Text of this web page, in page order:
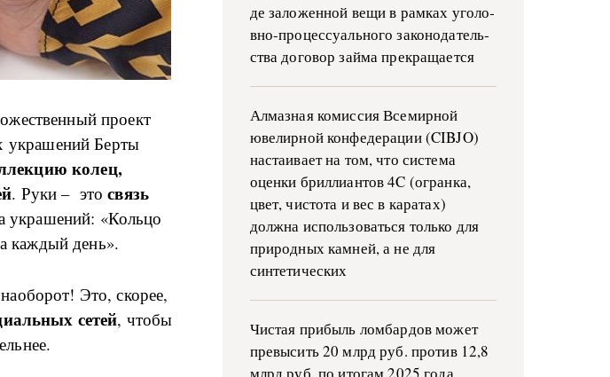
проект
украшений Берты
колец,
. Руки – этосвязь
украшений: «Кольцо
каждый день».
Это, скорее,
сетей, чтобы
де за­ло­жен­ной ве­щи в ра­м­ках уго­ло­
в­но-­про­цес­су­аль­но­го за­ко­но­да­тель­
ства до­го­вор зай­ма пре­кра­ща­ет­ся
Алмазная комиссия Всемирной
ювелирной конфедерации (CIBJO)
настаивает на том, что система
оценки бриллиантов 4C (огранка,
цвет, чистота и вес в каратах)
должна использоваться только для
природных камней, а не для
синтетических
Чистая прибыль ломбардов может
превысить 20 млрд руб. против 12,8